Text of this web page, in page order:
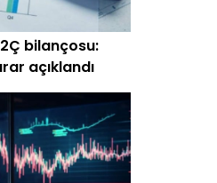
bilançosu:
açıklandı